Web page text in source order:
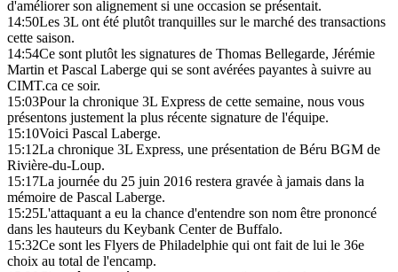
d'améliorer son alignement si une occasion se présentait.
14:50Les 3L ont été plutôt tranquilles sur le marché des transactions
cette saison.
14:54Ce sont plutôt les signatures de Thomas Bellegarde, Jérémie
Martin et Pascal Laberge qui se sont avérées payantes à suivre au
CIMT.ca ce soir.
15:03Pour la chronique 3L Express de cette semaine, nous vous
présentons justement la plus récente signature de l'équipe.
15:10Voici Pascal Laberge.
15:12La chronique 3L Express, une présentation de Béru BGM de
Rivière-du-Loup.
15:17La journée du 25 juin 2016 restera gravée à jamais dans la
mémoire de Pascal Laberge.
15:25L'attaquant a eu la chance d'entendre son nom être prononcé
dans les hauteurs du Keybank Center de Buffalo.
15:32Ce sont les Flyers de Philadelphie qui ont fait de lui le 36e
choix au total de l'encamp.